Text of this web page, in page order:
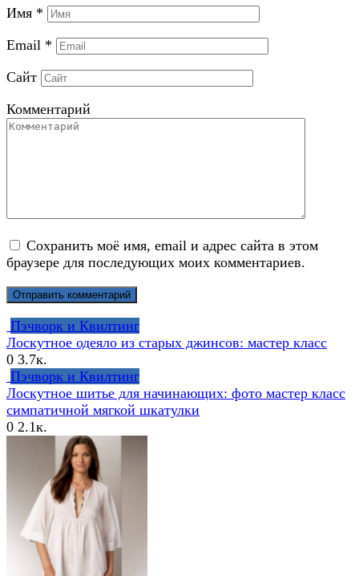
Имя *
Email *
Сайт
Комментарий
Сохранить моё имя, email и адрес сайта в этом
браузере для последующих моих комментариев.
Пэчворк и Квилтинг
Лоскутное одеяло из старых джинсов: мастер класс
0 3.7к.
Пэчворк и Квилтинг
Лоскутное шитье для начинающих: фото мастер класс
симпатичной мягкой шкатулки
0 2.1к.